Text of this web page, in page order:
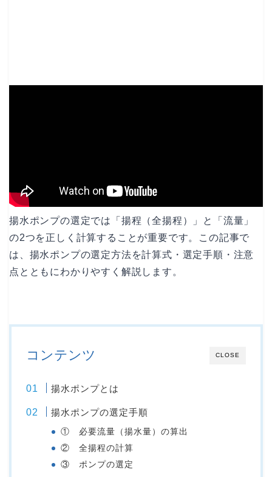
揚水ポンプの選定では「揚程（全揚程）」と「流量」
の2つを正しく計算することが重要です。この記事で
は、揚水ポンプの選定方法を計算式・選定手順・注意
点とともにわかりやすく解説します。
CLOSE
コンテンツ
揚水ポンプとは
揚水ポンプの選定手順
① 必要流量（揚水量）の算出
② 全揚程の計算
③ ポンプの選定